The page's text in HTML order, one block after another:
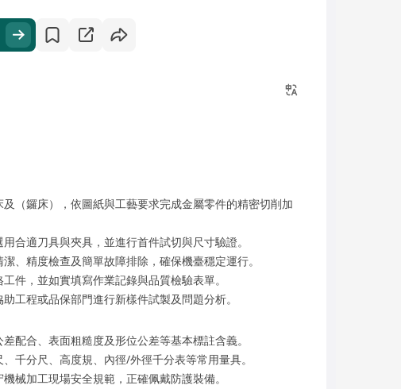
（鑼床），依圖紙與工藝要求完成金屬零件的精密切削加
合適刀具與夾具，並進行首件試切與尺寸驗證。
、精度檢查及簡單故障排除，確保機臺穩定運行。
件，並如實填寫作業記錄與品質檢驗表單。
工程或品保部門進行新樣件試製及問題分析。
配合、表面粗糙度及形位公差等基本標註含義。
千分尺、高度規、內徑/外徑千分表等常用量具。
械加工現場安全規範，正確佩戴防護裝備。